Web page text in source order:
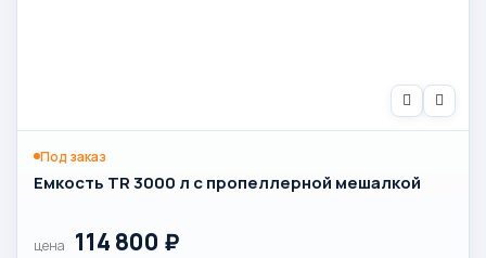
Под заказ
Емкость TR 3000 л с пропеллерной мешалкой
цена 114 800 ₽